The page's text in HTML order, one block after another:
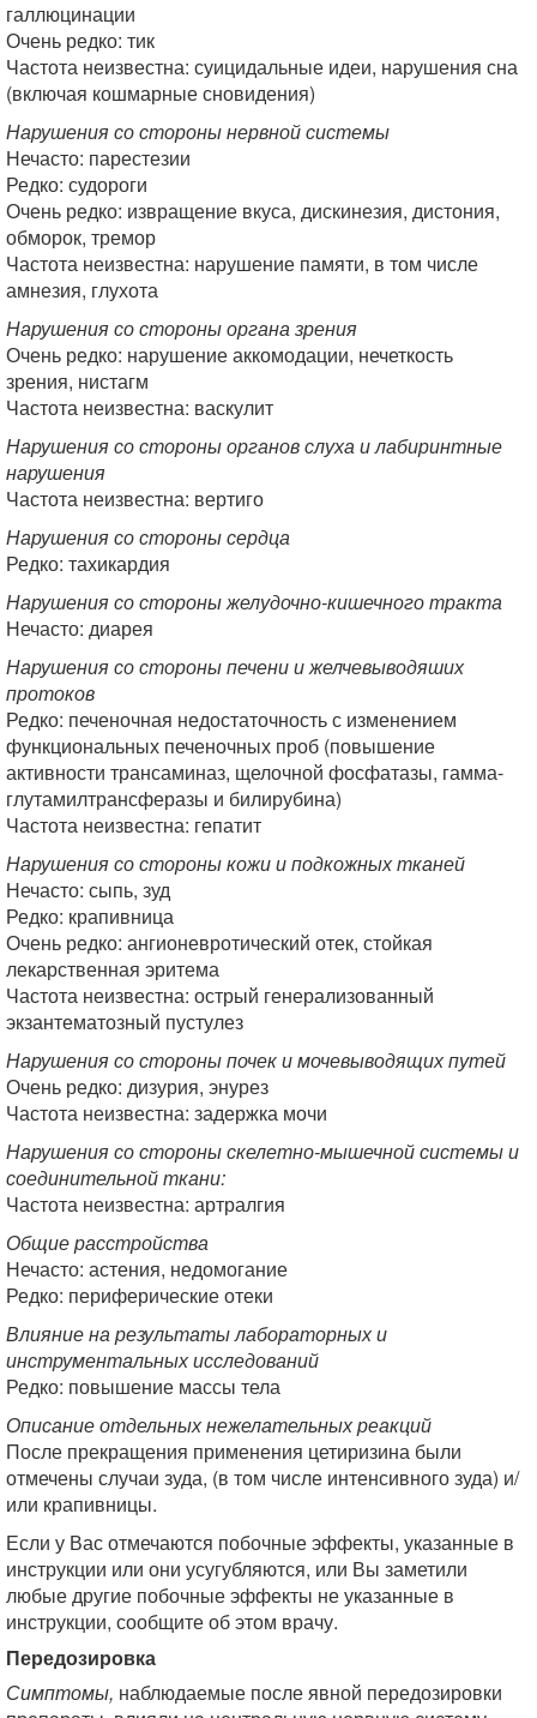
галлюцинации
Очень редко: тик
Частота неизвестна: суицидальные идеи, нарушения сна
(включая кошмарные сновидения)
Нарушения со стороны нервной системы
Нечасто: парестезии
Редко: судороги
Очень редко: извращение вкуса, дискинезия, дистония,
обморок, тремор
Частота неизвестна: нарушение памяти, в том числе
амнезия, глухота
Нарушения со стороны органа зрения
Очень редко: нарушение аккомодации, нечеткость
зрения, нистагм
Частота неизвестна: васкулит
Нарушения со стороны органов слуха и лабиринтные
нарушения
Частота неизвестна: вертиго
Нарушения со стороны сердца
Редко: тахикардия
Нарушения со стороны желудочно-кишечного тракта
Нечасто: диарея
Нарушения со стороны печени и желчевыводяших
протоков
Редко: печеночная недостаточность с изменением
функциональных печеночных проб (повышение
активности трансаминаз, щелочной фосфатазы, гамма-
глутамилтрансферазы и билирубина)
Частота неизвестна: гепатит
Нарушения со стороны кожи и подкожных тканей
Нечасто: сыпь, зуд
Редко: крапивница
Очень редко: ангионевротический отек, стойкая
лекарственная эритема
Частота неизвестна: острый генерализованный
экзантематозный пустулез
Нарушения со стороны почек и мочевыводящих путей
Очень редко: дизурия, энурез
Частота неизвестна: задержка мочи
Нарушения со стороны скелетно-мышечной системы и
соединительной ткани:
Частота неизвестна: артралгия
Общие расстройства
Нечасто: астения, недомогание
Редко: периферические отеки
Влияние на результаты лабораторных и
инструментальных исследований
Редко: повышение массы тела
Описание отдельных нежелательных реакций
После прекращения применения цетиризина были
отмечены случаи зуда, (в том числе интенсивного зуда) и/
или крапивницы.
Если у Вас отмечаются побочные эффекты, указанные в
инструкции или они усугубляются, или Вы заметили
любые другие побочные эффекты не указанные в
инструкции, сообщите об этом врачу.
Передозировка
Симптомы, наблюдаемые после явной передозировки